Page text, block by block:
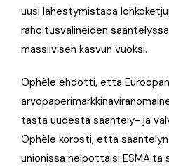
uusi lähestymistapa
rahoitusvälineiden
massiivisen kasvun vuoksi.
Ophèle ehdotti, että Euroopan
tästä uudesta sääntely- ja
Ophèle korosti, että
unionissa helpottaisi ESMA:ta